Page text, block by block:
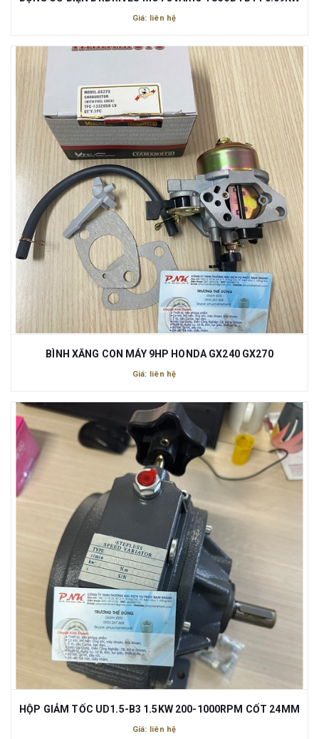
Giá: liên hệ
BÌNH XĂNG CON MÁY 9HP HONDA GX240 GX270
Giá: liên hệ
HỘP GIẢM TỐC UD1.5-B3 1.5KW 200-1000RPM CỐT 24MM
Giá: liên hệ